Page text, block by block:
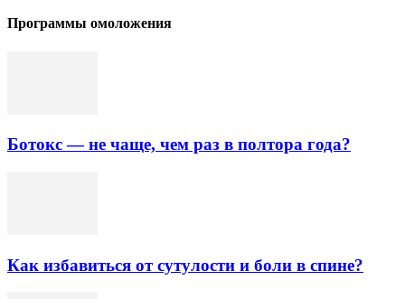
Программы омоложения
Ботокс — не чаще, чем раз в полтора года?
Как избавиться от сутулости и боли в спине?